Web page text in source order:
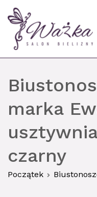
Przejdź
do
treści
Ważka
marka
czarny
Początek